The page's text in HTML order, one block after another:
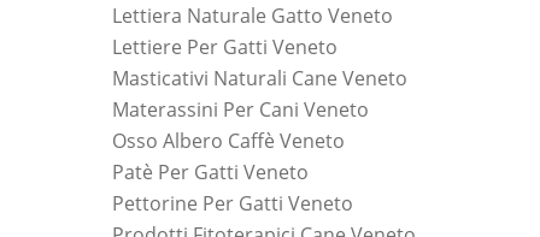
Lettiera Naturale Gatto Veneto
Lettiere Per Gatti Veneto
Masticativi Naturali Cane Veneto
Materassini Per Cani Veneto
Osso Albero Caffè Veneto
Patè Per Gatti Veneto
Pettorine Per Gatti Veneto